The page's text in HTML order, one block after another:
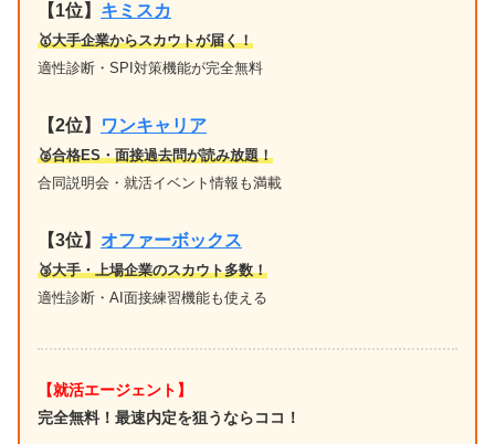
【1位】 キミスカ
🥇大手企業からスカウトが届く！
適性診断・SPI対策機能が完全無料
【2位】 ワンキャリア
🥈合格ES・面接過去問が読み放題！
合同説明会・就活イベント情報も満載
【3位】 オファーボックス
🥉大手・上場企業のスカウト多数！
適性診断・AI面接練習機能も使える
【就活エージェント】
完全無料！最速内定を狙うならココ！